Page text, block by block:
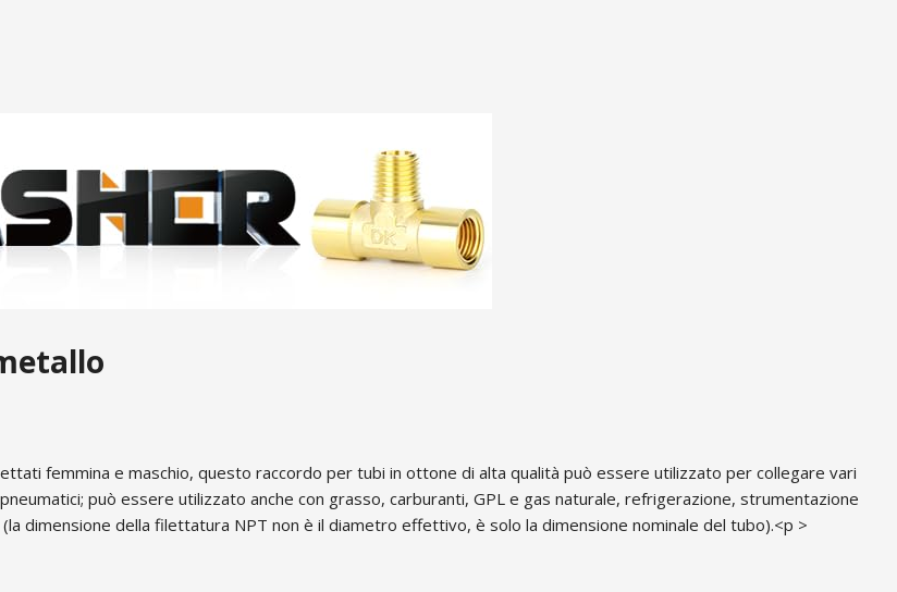
femmina e maschio, questo raccordo per tubi in ottone di alta qualità può essere utilizzato per collegare vari
può essere utilizzato anche con grasso, carburanti, GPL e gas naturale, refrigerazione, strumentazione
dimensione della filettatura NPT non è il diametro effettivo, è solo la dimensione nominale del tubo).<p >